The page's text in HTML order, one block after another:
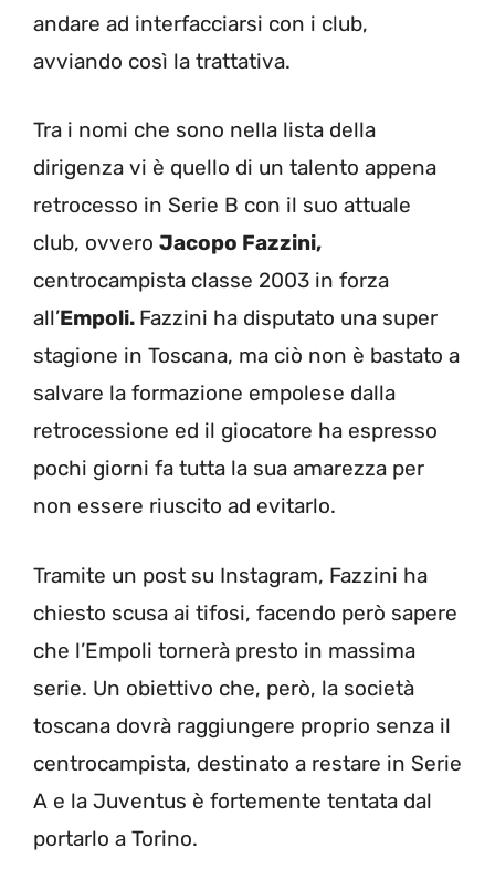
andare ad interfacciarsi con i club,
avviando così la trattativa.
Tra i nomi che sono nella lista della
dirigenza vi è quello di un talento appena
retrocesso in Serie B con il suo attuale
club, ovvero Jacopo Fazzini,
centrocampista classe 2003 in forza
all’Empoli. Fazzini ha disputato una super
stagione in Toscana, ma ciò non è bastato a
salvare la formazione empolese dalla
retrocessione ed il giocatore ha espresso
pochi giorni fa tutta la sua amarezza per
non essere riuscito ad evitarlo.
Tramite un post su Instagram, Fazzini ha
chiesto scusa ai tifosi, facendo però sapere
che l’Empoli tornerà presto in massima
serie. Un obiettivo che, però, la società
toscana dovrà raggiungere proprio senza il
centrocampista, destinato a restare in Serie
A e la Juventus è fortemente tentata dal
portarlo a Torino.